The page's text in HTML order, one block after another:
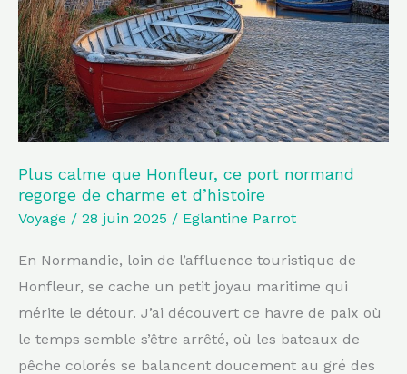
Plus calme que Honfleur, ce port normand
regorge de charme et d’histoire
Voyage / 28 juin 2025 / Eglantine Parrot
En Normandie, loin de l’affluence touristique de
Honfleur, se cache un petit joyau maritime qui
mérite le détour. J’ai découvert ce havre de paix où
le temps semble s’être arrêté, où les bateaux de
pêche colorés se balancent doucement au gré des
ce
port
normand
regorge
de
charme
et
d’histoire